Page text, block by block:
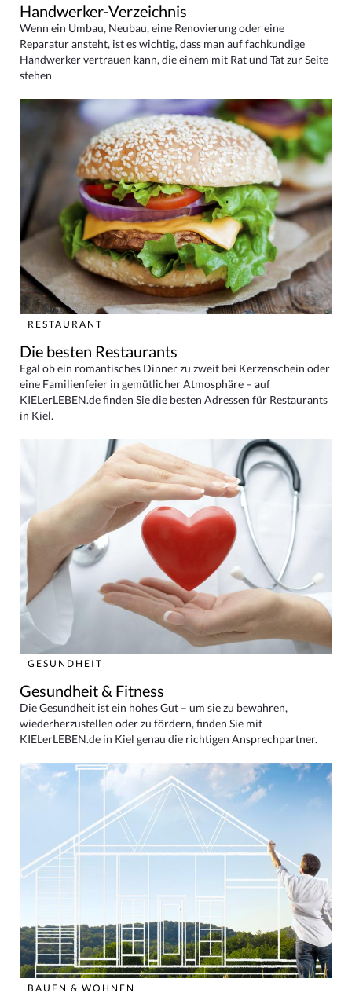
Handwerker-Verzeichnis
Wenn ein Umbau, Neubau, eine Renovierung oder eine
Reparatur ansteht, ist es wichtig, dass man auf fachkundige
Handwerker vertrauen kann, die einem mit Rat und Tat zur Seite
stehen
RESTAURANT
Die besten Restaurants
Egal ob ein romantisches Dinner zu zweit bei Kerzenschein oder
eine Familienfeier in gemütlicher Atmosphäre – auf
KIELerLEBEN.de finden Sie die besten Adressen für Restaurants
in Kiel.
GESUNDHEIT
Gesundheit & Fitness
Die Gesundheit ist ein hohes Gut – um sie zu bewahren,
wiederherzustellen oder zu fördern, finden Sie mit
KIELerLEBEN.de in Kiel genau die richtigen Ansprechpartner.
BAUEN & WOHNEN